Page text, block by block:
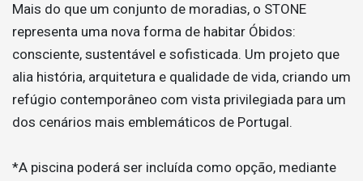
Mais do que um conjunto de moradias, o STONE
representa uma nova forma de habitar Óbidos:
consciente, sustentável e sofisticada. Um projeto que
alia história, arquitetura e qualidade de vida, criando um
refúgio contemporâneo com vista privilegiada para um
dos cenários mais emblemáticos de Portugal.
*A piscina poderá ser incluída como opção, mediante